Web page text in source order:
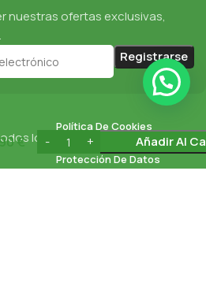
nuestras ofertas exclusivas,
los
Política De Cookies
Protección De Datos
€ Añadir Al